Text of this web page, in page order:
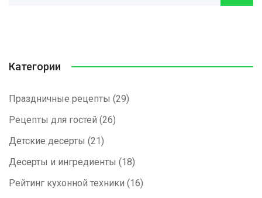
Категории
Праздничные рецепты (29)
Рецепты для гостей (26)
Детские десерты (21)
Десерты и ингредиенты (18)
Рейтинг кухонной техники (16)